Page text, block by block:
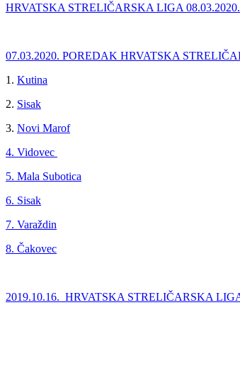
HRVATSKA STRELIČARSKA LIGA
07.03.2020. POREDAK HRVATSKA ST
1. Kutina
2. Sisak
3. Novi Marof
4. Vidovec
5. Mala Subotica
6. Sisak
7. Varaždin
8. Čakovec
2019.10.16._HRVATSKA STRELIČARSKA